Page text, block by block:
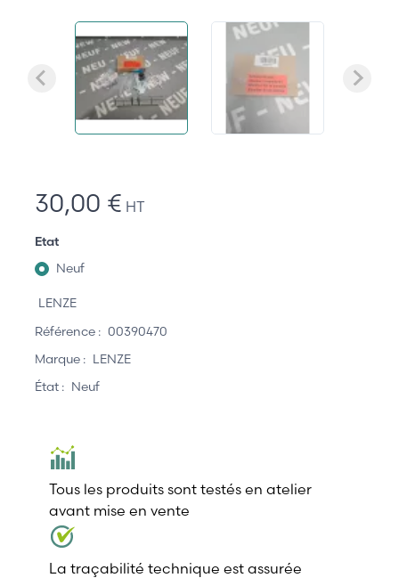
30,00 € HT
Etat
Neuf
LENZE
Référence : 00390470
Marque : LENZE
État : Neuf
Tous les produits sont testés en atelier
avant mise en vente
La traçabilité technique est assurée